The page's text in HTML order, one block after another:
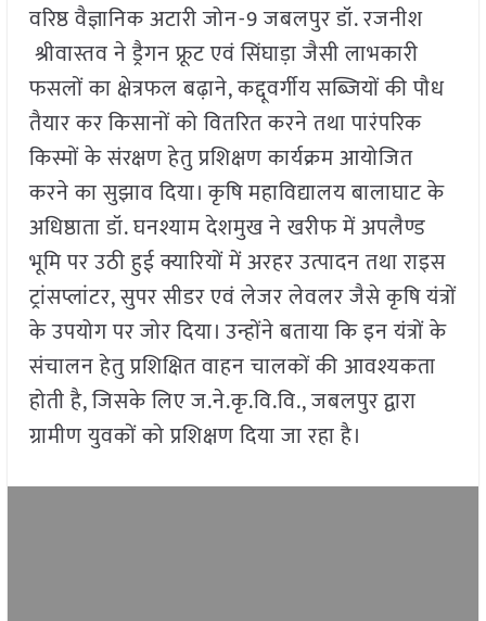
वरिष्ठ वैज्ञानिक अटारी जोन-9 जबलपुर डॉ. रजनीश
श्रीवास्तव ने ड्रैगन फ्रूट एवं सिंघाड़ा जैसी लाभकारी
फसलों का क्षेत्रफल बढ़ाने, कद्दूवर्गीय सब्जियों की पौध
तैयार कर किसानों को वितरित करने तथा पारंपरिक
किस्मों के संरक्षण हेतु प्रशिक्षण कार्यक्रम आयोजित
करने का सुझाव दिया। कृषि महाविद्यालय बालाघाट के
अधिष्ठाता डॉ. घनश्याम देशमुख ने खरीफ में अपलैण्ड
भूमि पर उठी हुई क्यारियों में अरहर उत्पादन तथा राइस
ट्रांसप्लांटर, सुपर सीडर एवं लेजर लेवलर जैसे कृषि यंत्रों
के उपयोग पर जोर दिया। उन्होंने बताया कि इन यंत्रों के
संचालन हेतु प्रशिक्षित वाहन चालकों की आवश्यकता
होती है, जिसके लिए ज.ने.कृ.वि.वि., जबलपुर द्वारा
ग्रामीण युवकों को प्रशिक्षण दिया जा रहा है।